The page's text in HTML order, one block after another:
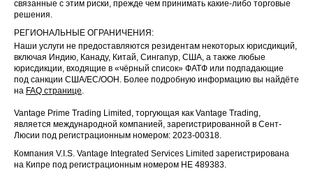
связанные с этим риски, прежде чем принимать какие-либо торговые
решения.
РЕГИОНАЛЬНЫЕ ОГРАНИЧЕНИЯ:
Наши услуги не предоставляются резидентам некоторых юрисдикций,
включая Индию, Канаду, Китай, Сингапур, США, а также любые
юрисдикции, входящие в «чёрный список» ФАТФ или подпадающие
под санкции США/ЕС/ООН. Более подробную информацию вы найдёте
на FAQ странице.
Vantage Prime Trading Limited, торгующая как Vantage Trading,
является международной компанией, зарегистрированной в Сент-
Люсии под регистрационным номером: 2023-00318.
Компания V.I.S. Vantage Integrated Services Limited зарегистрирована
на Кипре под регистрационным номером HE 489383.